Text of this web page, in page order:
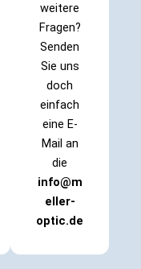
weitere
Fragen?
Senden
Sie uns
doch
einfach
eine E-
Mail an
die
info@m
eller-
optic.de